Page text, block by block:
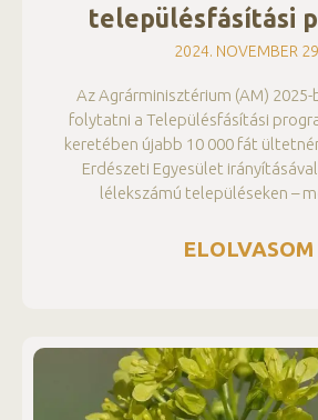
településfásítási
2024. NOVEMBER
Az Agrárminisztérium (AM) 2025-
folytatni a Településfásítási
keretében újabb 10 000 fát
Erdészeti Egyesület
lélekszámú településeken –
ELOLVASOM